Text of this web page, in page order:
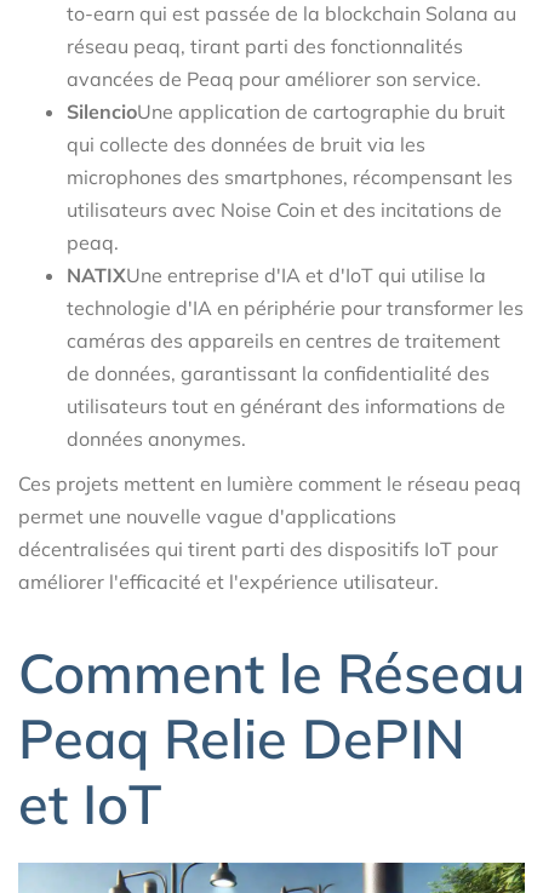
to-earn qui est passée de la blockchain Solana au
réseau peaq, tirant parti des fonctionnalités
avancées de Peaq pour améliorer son service.
SilencioUne application de cartographie du bruit
qui collecte des données de bruit via les
microphones des smartphones, récompensant les
utilisateurs avec Noise Coin et des incitations de
peaq.
NATIXUne entreprise d'IA et d'IoT qui utilise la
technologie d'IA en périphérie pour transformer les
caméras des appareils en centres de traitement
de données, garantissant la confidentialité des
utilisateurs tout en générant des informations de
données anonymes.
Ces projets mettent en lumière comment le réseau peaq
permet une nouvelle vague d'applications
décentralisées qui tirent parti des dispositifs IoT pour
améliorer l'efficacité et l'expérience utilisateur.
Comment le Réseau
Peaq Relie DePIN
et IoT